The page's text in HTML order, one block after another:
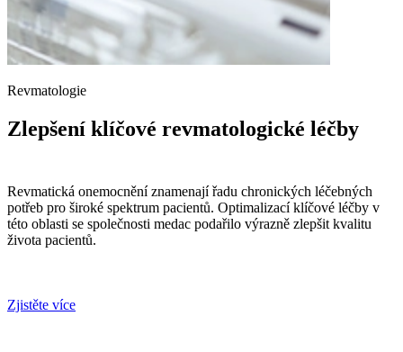
Revmatologie
Zlepšení klíčové revmatologické léčby
Revmatická onemocnění znamenají řadu chronických léčebných
potřeb pro široké spektrum pacientů. Optimalizací klíčové léčby v
této oblasti se společnosti medac podařilo výrazně zlepšit kvalitu
života pacientů.
Zjistěte více